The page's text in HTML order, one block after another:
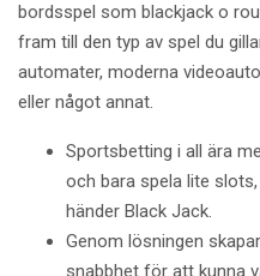
bordsspel som blackjack o
fram till den typ av spel du
automater, moderna
eller något annat.
Sportsbetting i all ära
och bara spela lite
händer Black Jack.
Genom lösningen
snabbhet för att kunna